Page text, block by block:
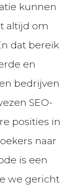
kunnen
altijd om
dat bereik
en
bedrijven
SEO-
posities in
naar
is een
we gericht